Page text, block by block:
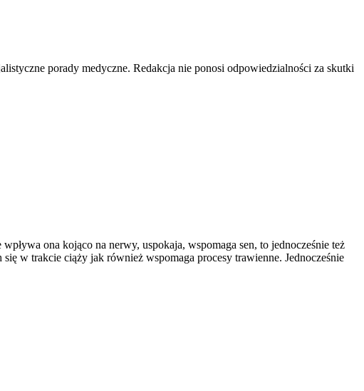
porady medyczne. Redakcja nie ponosi odpowiedzialności za skutki
ona kojąco na nerwy, uspokaja, wspomaga sen, to jednocześnie też
w trakcie ciąży jak również wspomaga procesy trawienne. Jednocześnie